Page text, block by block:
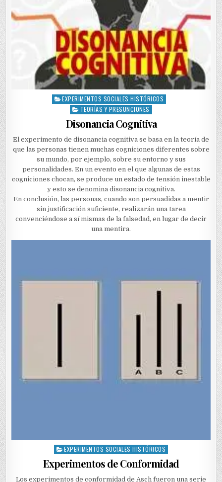
Posted
EXPERIMENTOS SOCIALES HISTÓRICOS
TEORÍAS Y PRESUNCIONES
Disonancia Cognitiva
El experimento de disonancia cognitiva se basa en la teoría de
que las personas tienen muchas cogniciones diferentes sobre
su mundo, por ejemplo, sobre su entorno y sus
personalidades. En un evento en el que algunas de estas
cogniciones chocan, se produce un estado de tensión inestable
y esto se denomina disonancia cognitiva.
En conclusión, las personas, cuando son persuadidas a mentir
sin justificación suficiente, realizarán una tarea
convenciéndose a sí mismas de la falsedad, en lugar de decir
una mentira.
Posted
EXPERIMENTOS SOCIALES HISTÓRICOS
Experimentos de Conformidad
Los experimentos de conformidad de Asch fueron una serie